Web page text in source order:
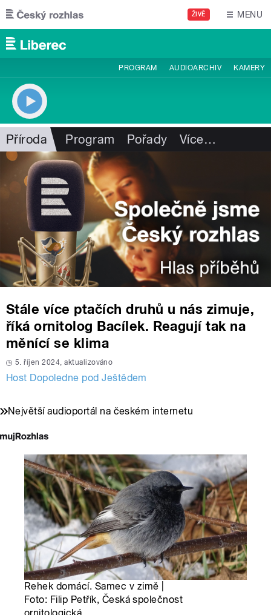
Přejít k hlavnímu obsahu
ŽIVĚ MENU
PROGRAM AUDIOARCHIV KAMERY
Příroda Program Pořady Více…
Stále více ptačích druhů u nás zimuje,
říká ornitolog Bacílek. Reagují tak na
měnící se klima
5. říjen 2024, aktualizováno
Host Dopoledne pod Ještědem
Největší audioportál na českém internetu
Rehek domácí. Samec v zimě |
Foto: Filip Petřík, Česká společnost